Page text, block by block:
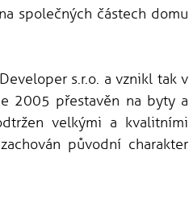
společných částech domu
s.r.o. a vznikl tak v
2005 přestavěn na byty a
velkými a kvalitními
původní charakter